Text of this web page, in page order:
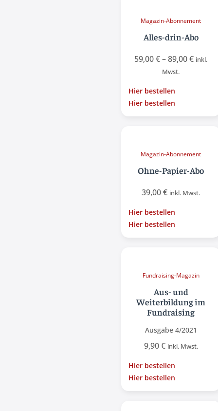
Magazin-Abonnement
Alles-drin-Abo
59,00€–89,00€ inkl.
Mwst.
Hier bestellen
Hier bestellen
Magazin-Abonnement
Ohne-Papier-Abo
39,00€ inkl. Mwst.
Hier bestellen
Hier bestellen
Fundraising-Magazin
Aus- und
Weiterbildung im
Fundraising
Ausgabe 4/2021
9,90€ inkl. Mwst.
Hier bestellen
Hier bestellen